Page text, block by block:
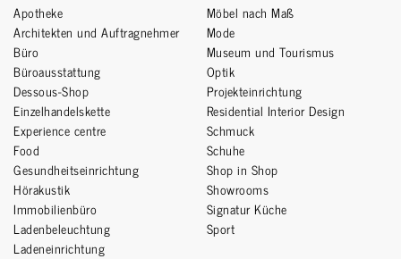
Apotheke
Architekten und Auftragnehmer
Büro
Büroausstattung
Dessous-Shop
Einzelhandelskette
Experience centre
Food
Gesundheitseinrichtung
Hörakustik
Immobilienbüro
Ladenbeleuchtung
Ladeneinrichtung
Möbel nach Maß
Mode
Museum und Tourismus
Optik
Projekteinrichtung
Residential Interior Design
Schmuck
Schuhe
Shop in Shop
Showrooms
Signatur Küche
Sport